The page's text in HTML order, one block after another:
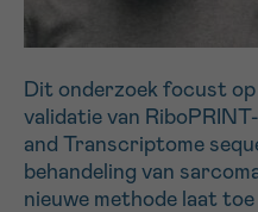
Dit onderzoek focust
validatie van
and Transcriptome
behandeling van
nieuwe methode laat